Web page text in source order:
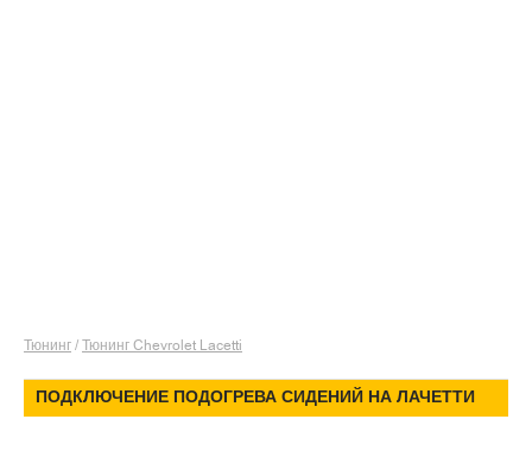
Тюнинг / Тюнинг Chevrolet Lacetti
ПОДКЛЮЧЕНИЕ ПОДОГРЕВА СИДЕНИЙ НА ЛАЧЕТТИ